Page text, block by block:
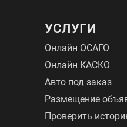
УСЛУГИ
Онлайн ОСАГО
Онлайн КАСКО
Авто под заказ
Размещение
Проверить